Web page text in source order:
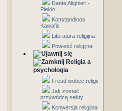
Dante Alighieri -
Piekło
Konstandinos
Kawafis
Literatura religijna
Powieść religijna
Religia a
psychologia
Freud wobec religii
Jak zostać
przywódcą sekty
Konwersja religijna